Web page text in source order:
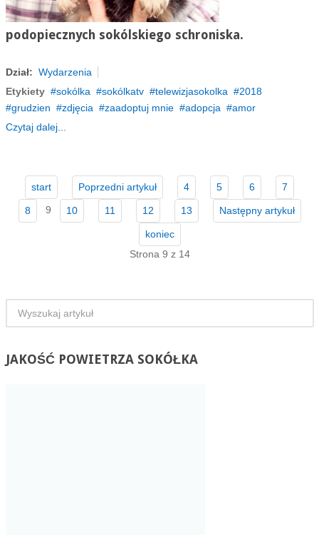
podopiecznych sokólskiego schroniska.
Dział: Wydarzenia
Etykiety
sokólka sokólkatv telewizjasokolka
2018
grudzien
zdjęcia zaadoptuj mnie adopcja
amor
Czytaj dalej...
start Poprzedni artykuł 4 5 6 7
8 9 10 11 12 13 Następny artykuł
koniec
Strona 9 z 14
JAKOŚĆPOWIETRZA SOKÓŁKA